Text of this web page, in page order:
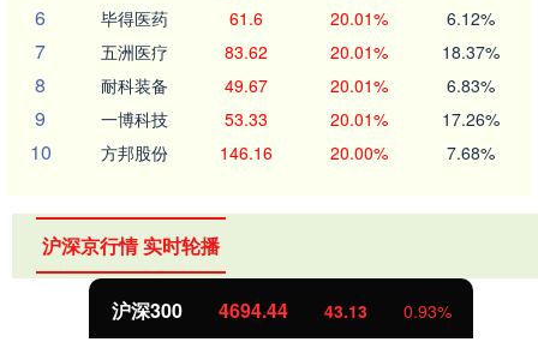
6 毕得医药 61.6 20.01% 6.12%
7 五洲医疗 83.62 20.01% 18.37%
8 耐科装备 49.67 20.01% 6.83%
9 一博科技 53.33 20.01% 17.26%
10 方邦股份 146.16 20.00% 7.68%
沪深京行情 实时轮播
沪深300 4694.44 43.13 0.93%